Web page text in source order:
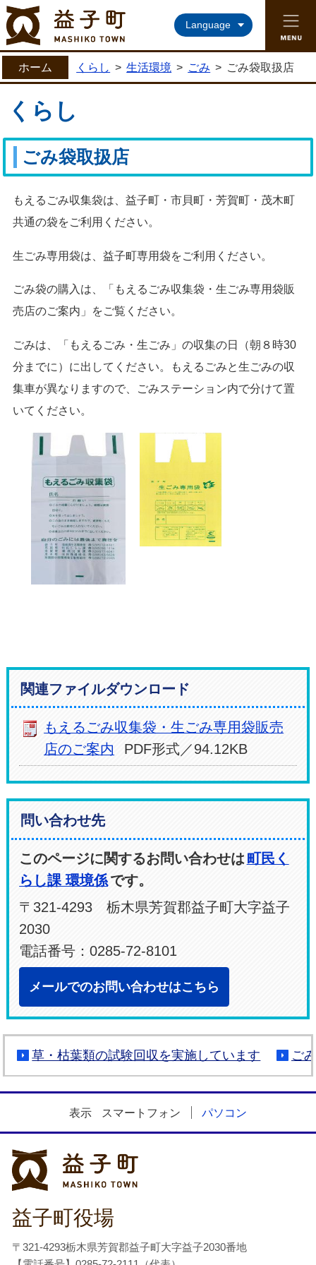
益子町ホームページ
Language
ホーム くらし > 生活環境 > ごみ > ごみ袋取扱店
くらし
ごみ袋取扱店
もえるごみ収集袋は、益子町・市貝町・芳賀町・茂木町
共通の袋をご利用ください。
生ごみ専用袋は、益子町専用袋をご利用ください。
ごみ袋の購入は、「もえるごみ収集袋・生ごみ専用袋販
売店のご案内」をご覧くださ い。
ごみは、「もえるごみ・生ごみ」の収集の日（朝８時30
分までに）に出してください。もえるごみと生ごみの収
集車が異なりますので、ごみステーション内で分けて置
いてください。
関連ファイルダウンロード
もえるごみ収集袋・生ごみ専用袋販売
店のご案内
PDF形式／94.12KB
問い合わせ先
このページに関するお問い合わせは 町民く
らし課 環境係です。
〒321-4293 栃木県芳賀郡益子町大字益子
2030
電話番号：0285-72-8101
メールでのお問い合わせはこちら
草・枯葉類の試験回収を実施しています ご
表示 スマートフォン パソコン
益子町役場
〒321-4293栃木県芳賀郡益子町大字益子2030番地